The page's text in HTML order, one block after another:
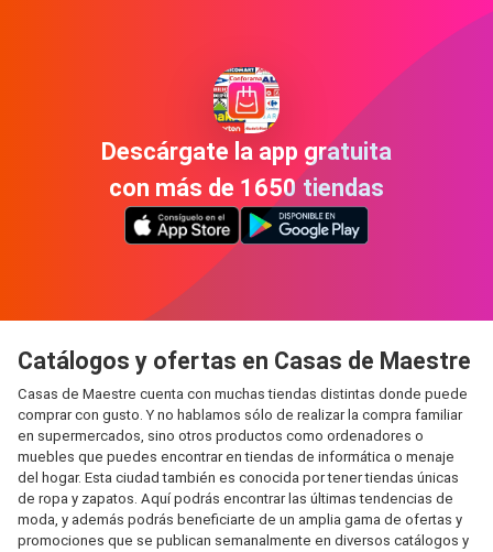
Descárgate la app gratuita
con más de 1650 tiendas
Catálogos y ofertas en Casas de Maestre
Casas de Maestre cuenta con muchas tiendas distintas donde puede
comprar con gusto. Y no hablamos sólo de realizar la compra familiar
en supermercados, sino otros productos como ordenadores o
muebles que puedes encontrar en tiendas de informática o menaje
del hogar. Esta ciudad también es conocida por tener tiendas únicas
de ropa y zapatos. Aquí podrás encontrar las últimas tendencias de
moda, y además podrás beneficiarte de un amplia gama de ofertas y
promociones que se publican semanalmente en diversos catálogos y